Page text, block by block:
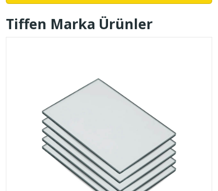
Tiffen Marka Ürünler